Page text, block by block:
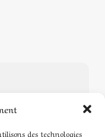
des technologies